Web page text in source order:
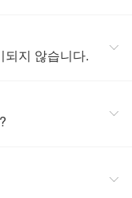
되지 않습니다.